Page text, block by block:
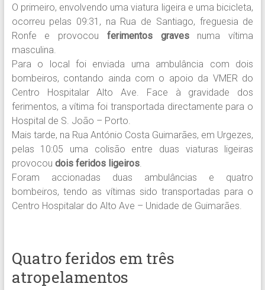
O primeiro, envolvendo uma viatura ligeira e uma bicicleta,
ocorreu pelas 09:31, na Rua de Santiago, freguesia de
Ronfe e provocou ferimentos gravesnuma vítima
masculina.
Para o local foi enviada uma ambulância com dois
bombeiros, contando ainda com o apoio da VMER do
Centro Hospitalar Alto Ave. Face à gravidade dos
ferimentos, a vítima foi transportada directamente para o
Hospital de S. João – Porto.
Mais tarde, na Rua António Costa Guimarães, em Urgezes,
pelas 10:05 uma colisão entre duas viaturas ligeiras
provocou dois feridos ligeiros.
Foram accionadas duas ambulâncias e quatro
bombeiros, tendo as vítimas sido transportadas para o
Centro Hospitalar do Alto Ave – Unidade de Guimarães.
Quatro feridos em três
atropelamentos